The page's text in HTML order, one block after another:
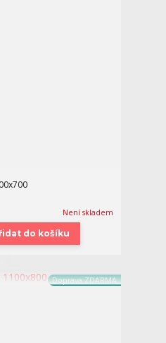
Není skladem
do košíku
Doprava ZDARMA